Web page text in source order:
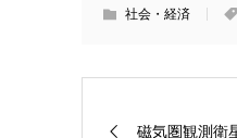
社会・経済
磁気圏観測衛